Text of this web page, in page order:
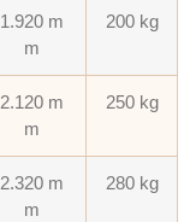
1.920 m
m
200 kg
2.120 m
m
250 kg
2.320 m
m
280 kg